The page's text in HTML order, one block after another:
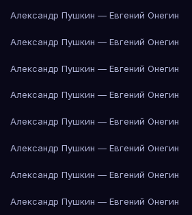
Александр Пушкин — Евгений Онегин
Александр Пушкин — Евгений Онегин
Александр Пушкин — Евгений Онегин
Александр Пушкин — Евгений Онегин
Александр Пушкин — Евгений Онегин
Александр Пушкин — Евгений Онегин
Александр Пушкин — Евгений Онегин
Александр Пушкин — Евгений Онегин